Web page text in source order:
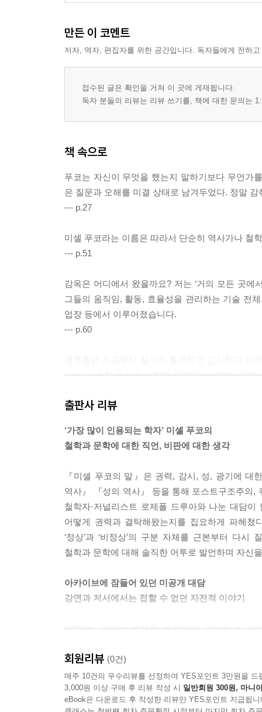
만든 이 코멘트
저자, 역자, 편집자를 위한 공간입니다. 독자들에게 전하
접수된 글은 확인을 거쳐 이 곳에 게재됩니다.
독자 분들의 리뷰는 리뷰 쓰기를, 책에 대한 문의는
책 속으로
푸코는 자신이 무엇을 했는지 말하기보다 무언가
은 질문과 오해를 미결 상태로 남겨두었다. 정말
--- p.27
미셸 푸코라는 이름은 따라서 단순히 역사가나 철
--- p.51
감옥은 어디에서 왔을까요? 저는 ‘거의 모든 곳에
그들의 움직임, 활동, 효율성을 관리하는 기술 전
업장 등에서 이루어졌습니다.
--- p.60
니다. 사소한 일상적 비행의 피해자는 여전히 가
--- p.63
한편으로는 사회에서 픽션, 시, 이야기 등을 유통
합니다. 즉 무엇이 이 온갖 이야기들 가운데 특정
--- p.74
1950년대 중반, 저는 심리학과 정신병에 관한 몇
는 그때까지 세상에 나온 적 없는 역사, 즉 광인들
터 그랬나? 무엇의 이름으로? 그것이 첫 번째 답변
--- p.91
개인적인 삶에서 섹슈얼리티를 자각하게 된 순간
운 부분에 속한다는 느낌이었죠.
--- p.93
출판사 리뷰
‘가장 많이 인용되는 학자’ 미셸 푸코의
철학과 문학에 대한 직언, 비판에 대한 생각
『미셸 푸코의 말』은 권력, 감시, 성, 광기에 대
역사』 『성의 역사』 등을 통해 포스트구조주의,
철학자·저널리스트 로제폴 드루아와 나눈 대담
어떻게 권력과 결탁해왔는지를 집요하게 파헤
‘정상’과 ‘비정상’의 구분 자체를 근본부터 다
철학과 문학에 대해 솔직한 어투로 발언하며 자신
아카이브에 잠들어 있던 미공개 대담
강연과 저서에서는 접할 수 없던 자전적 이야기
1975년, 푸코는 로제폴 드루아와 열다섯 시간
녹취록 중 세 개의 대담을 담고 있으며 한국에 소
만들어졌는지, 마르크스주의와는 어떻게 결별했
진술을 이어간다. 더불어, 옮긴이 이상길 교수는
사후에도 끊임없이 호명하는 것, 그리고 그의 사
회원리뷰 (0건)
매주 10건의 우수리뷰를 선정하여 YES포인트 3만원을 드
3,000원 이상 구매 후 리뷰 작성 시 일반회원 300원, 마니
eBook은 다운로드 후 작성한 리뷰만 YES포인트 지급됩니